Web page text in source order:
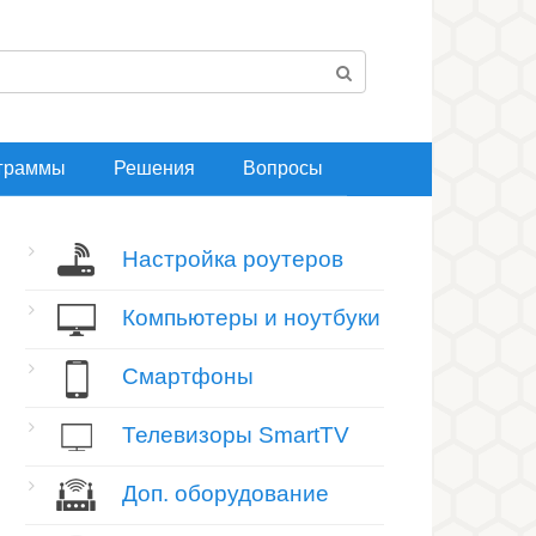
Решения Вопросы
Настройка роутеров
Компьютеры и ноутбуки
Смартфоны
Телевизоры SmartTV
Доп. оборудование